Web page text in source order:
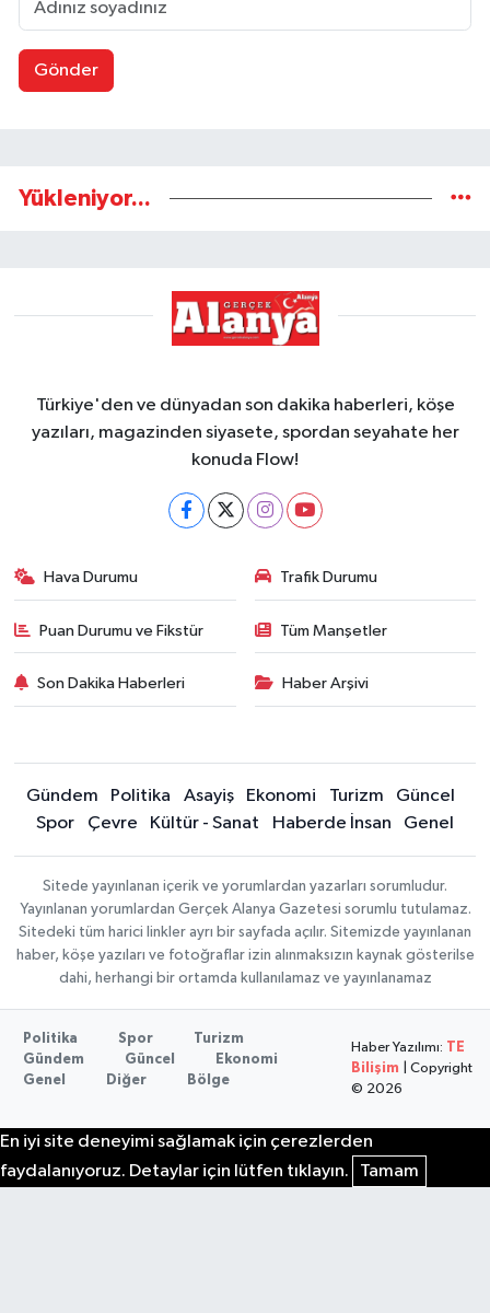
Gönder
Yükleniyor...
Türkiye'den ve dünyadan son dakika haberleri, köşe
yazıları, magazinden siyasete, spordan seyahate her
konuda Flow!
Hava Durumu Trafik Durumu
Puan Durumu ve Fikstür Tüm Manşetler
Son Dakika Haberleri Haber Arşivi
Gündem Politika Asayiş Ekonomi Turizm
Güncel
Spor
Çevre Kültür - Sanat Haberde İnsan Genel
Sitede yayınlanan içerik ve yorumlardan yazarları sorumludur.
Yayınlanan yorumlardan Gerçek Alanya Gazetesi sorumlu tutulamaz.
Sitedeki tüm harici linkler ayrı bir sayfada açılır. Sitemizde yayınlanan
haber, köşe yazıları ve fotoğraflar izin alınmaksızın kaynak gösterilse
dahi, herhangi bir ortamda kullanılamaz ve yayınlanamaz
Politika Spor
Turizm
Gündem
Güncel
Ekonomi
Genel
Diğer Bölge
Haber Yazılımı:
TE
Bilişim | Copyright
© 2026
En iyi site deneyimi sağlamak için çerezlerden
faydalanıyoruz. Detaylar için lütfen tıklayın.
Tamam